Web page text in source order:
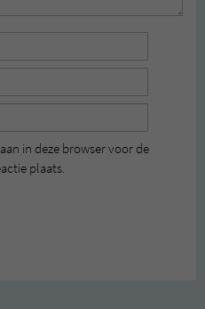
in deze browser voor de
plaats.